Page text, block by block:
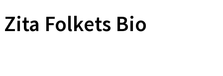
Zita Folkets Bio